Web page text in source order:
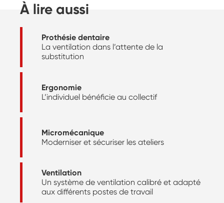
À lire aussi
Prothésie dentaire
La ventilation dans l’attente de la
substitution
Ergonomie
L’individuel bénéficie au collectif
Micromécanique
Moderniser et sécuriser les ateliers
Ventilation
Un système de ventilation calibré et adapté
aux différents postes de travail